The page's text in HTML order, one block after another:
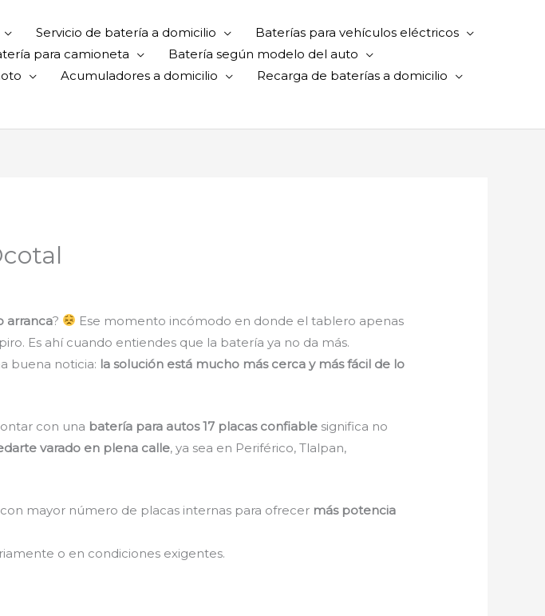
Servicio de batería a domicilio
Baterías para vehículos eléctricos
para camioneta
Batería según modelo del auto
Acumuladores a domicilio
Recarga de baterías a domicilio
arranca?
Ese momento incómodo en donde el tablero apenas
Es ahí cuando entiendes que la batería ya no da más.
buena noticia: la solución está mucho más cerca y más fácil de lo
con una batería para autos 17 placas confiable significa no
varado en plena calle, ya sea en Periférico, Tlalpan,
mayor número de placas internas para ofrecer más potencia
o en condiciones exigentes.